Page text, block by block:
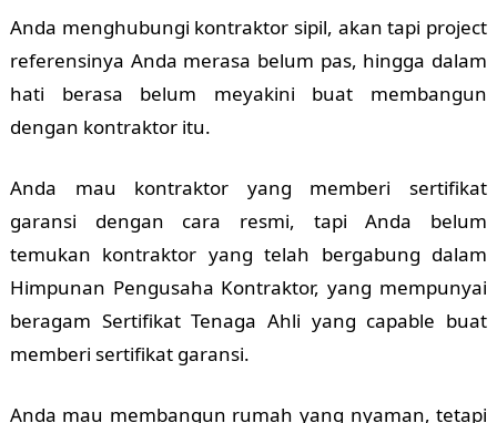
Anda menghubungi kontraktor sipil, akan tapi project
referensinya Anda merasa belum pas, hingga dalam
hati berasa belum meyakini buat membangun
dengan kontraktor itu.
Anda mau kontraktor yang memberi sertifikat
garansi dengan cara resmi, tapi Anda belum
temukan kontraktor yang telah bergabung dalam
Himpunan Pengusaha Kontraktor, yang mempunyai
beragam Sertifikat Tenaga Ahli yang capable buat
memberi sertifikat garansi.
Anda mau membangun rumah yang nyaman, tetapi